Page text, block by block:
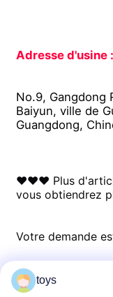
Adresse d'usine :
No.9, Gangdong
Baiyun, ville de
Guangdong,
♥♥♥ Plus
vous obtiendrez
Votre demande
♥♥♥ Pour plus
contacter
toys